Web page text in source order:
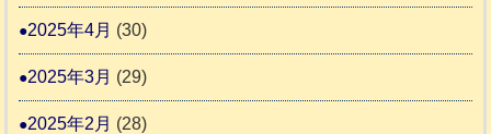
2025年4月 (30)
2025年3月 (29)
2025年2月 (28)